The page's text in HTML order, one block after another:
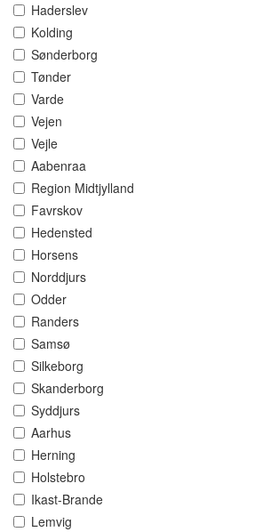
Haderslev
Kolding
Sønderborg
Tønder
Varde
Vejen
Vejle
Aabenraa
Region Midtjylland
Favrskov
Hedensted
Horsens
Norddjurs
Odder
Randers
Samsø
Silkeborg
Skanderborg
Syddjurs
Aarhus
Herning
Holstebro
Ikast-Brande
Lemvig